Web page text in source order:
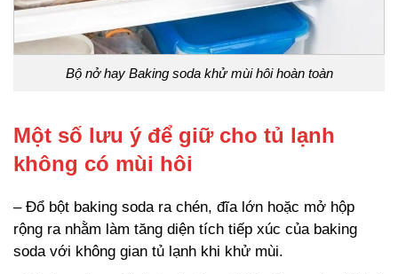
Bộ nở hay Baking soda khử mùi hôi hoàn toàn
Một số lưu ý để giữ cho tủ lạnh
không có mùi hôi
– Đổ bột baking soda ra chén, đĩa lớn hoặc mở hộp
rộng ra nhằm làm tăng diện tích tiếp xúc của baking
soda với không gian tủ lạnh khi khử mùi.